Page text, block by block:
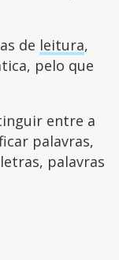
de leitura,
pelo que
entre a
palavras,
palavras